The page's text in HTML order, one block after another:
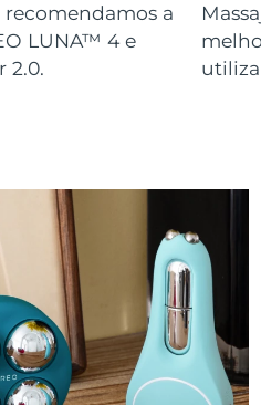
a
LUNA™ 4 e
2.0.